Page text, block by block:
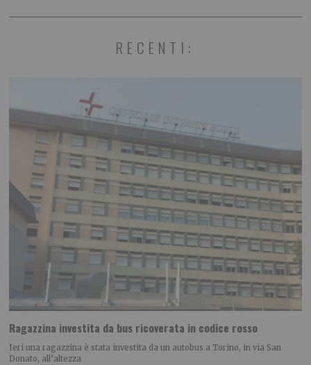
RECENTI:
Ragazzina investita da bus ricoverata in codice rosso
Ieri una ragazzina è stata investita da un autobus a Torino, in via San
Donato, all’altezza